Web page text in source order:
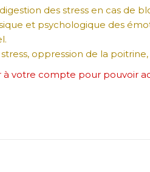
des stress en cas de
et psychologique des
oppression de la
à votre compte pour pouvoir